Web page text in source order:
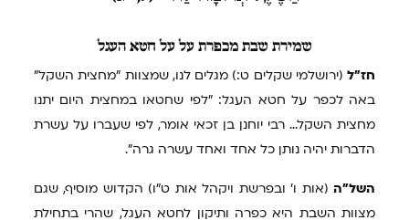
שמירת שבת מכפרת על על חטא העגל
חז"ל (ירושלמי שקלים ט:) מגלים לנו, שמצוות "מחצית השקל"
באה לכפר על חטא העגל: "לפי שחטאו במחצית היום יתנו
מחצית השקל... רבי יוחנן בן זכאי אומר, לפי שעברו על עשרת
הדברות יהיה נותן כל אחד ואחד עשרה גרה".
השל"ה (אות ו' ובפרשת ויקהל אות ט"ו) הקדוש מוסיף, שגם
מצוות השבת היא כפרה ותיקון לחטא העגל, שהרי בתחילת